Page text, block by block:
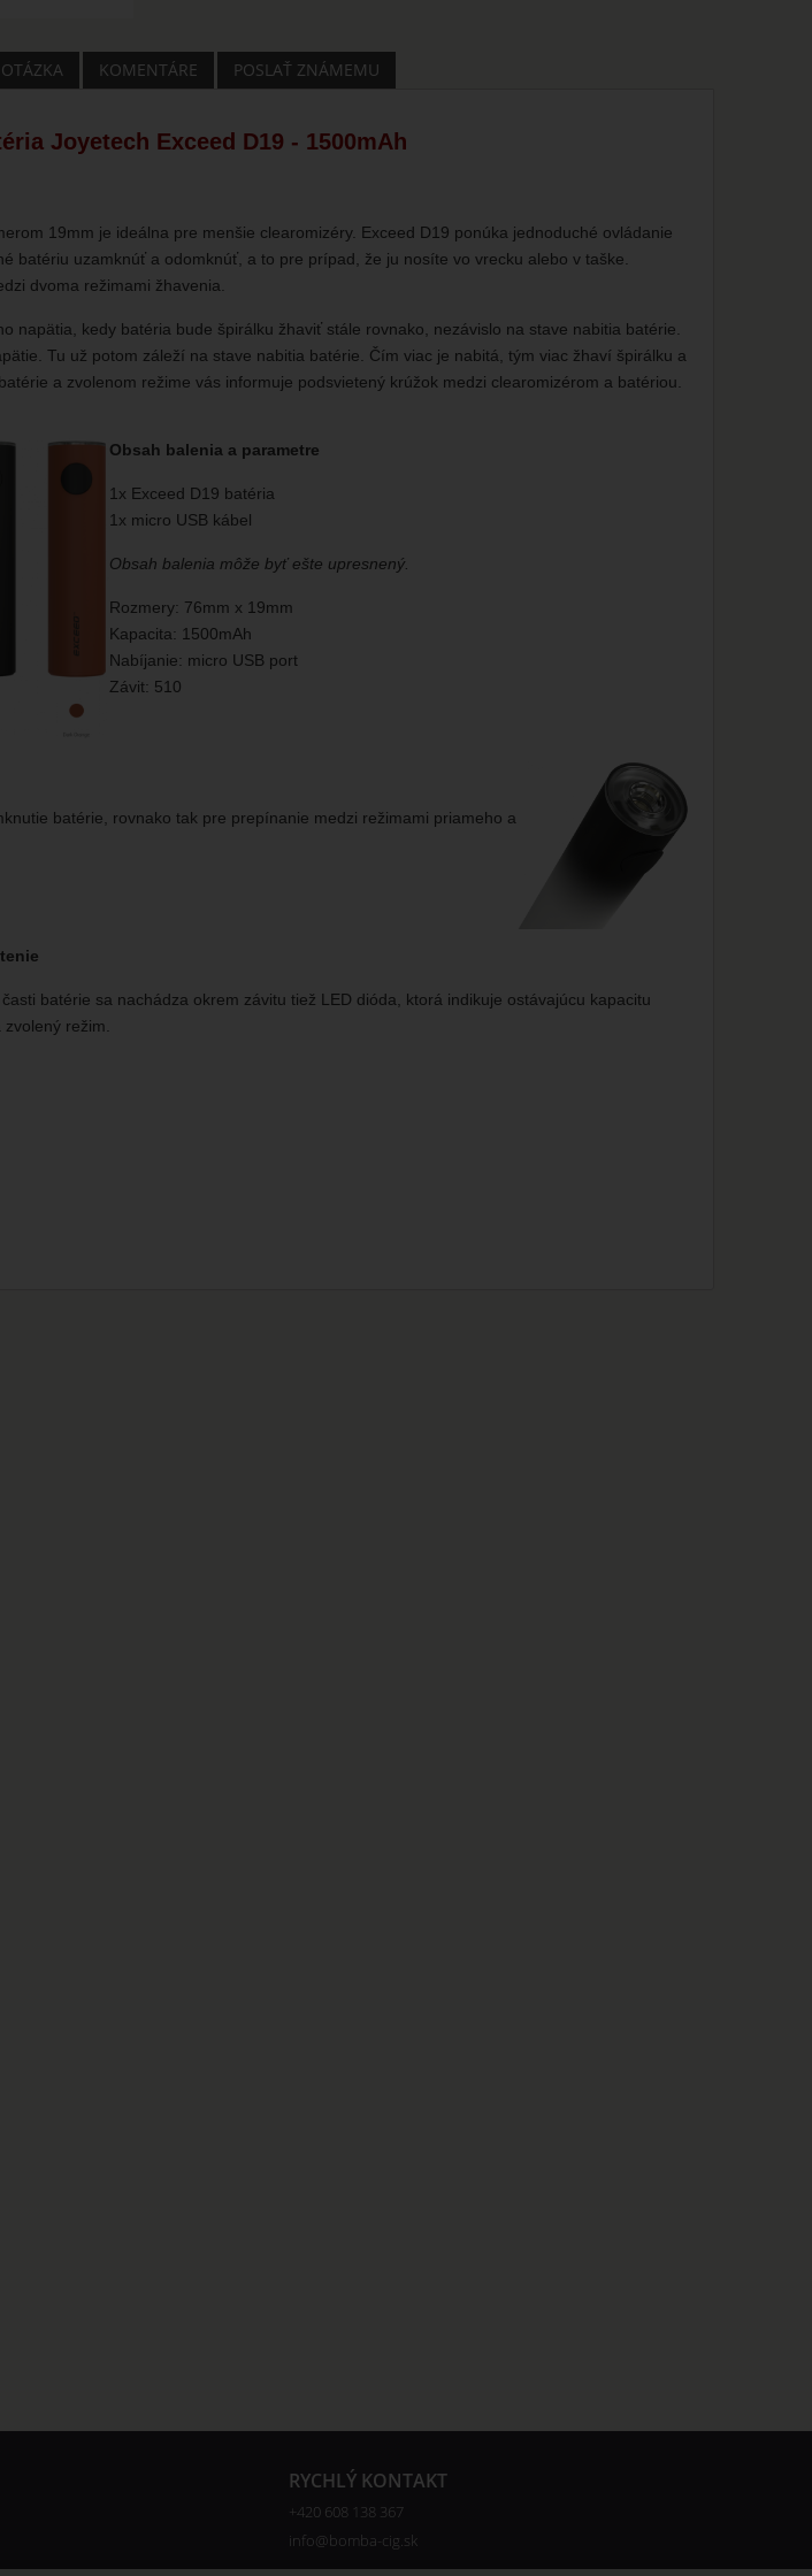
KOMENTÁRE POSLAŤ ZNÁMEMU
Joyetech Exceed D19 - 1500mAh
19mm je ideálna pre menšie clearomizéry. Exceed D19 ponúka jednoduché ovládanie
batériu uzamknúť a odomknúť, a to pre prípad, že ju nosíte vo vrecku alebo v taške.
dvoma režimami žhavenia.
napätia, kedy batéria bude špirálku žhaviť stále rovnako, nezávislo na stave nabitia batérie.
Tu už potom záleží na stave nabitia batérie. Čím viac je nabitá, tým viac žhaví špirálku a
a zvolenom režime vás informuje podsvietený krúžok medzi clearomizérom a batériou.
Obsah balenia a parametre
1x Exceed D19 batéria
1x micro USB kábel
Obsah balenia môže byť ešte upresnený.
Rozmery: 76mm x 19mm
Kapacita: 1500mAh
Nabíjanie: micro USB port
Závit: 510
batérie, rovnako tak pre prepínanie medzi režimami priameho a
batérie sa nachádza okrem závitu tiež LED dióda, ktorá indikuje ostávajúcu kapacitu
zvolený režim.
RYCHLÝ KONTAKT
+420 608 138 367
info@bomba-cig.sk